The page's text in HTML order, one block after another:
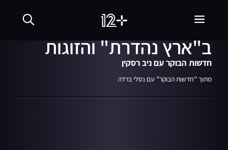
יעל דורון על החיקוי
ב"ארץ נהדרת" והזוגות
חדשות הבוקר עם ניב רסקין
מתוך "חדשות הבוקר" עם נסלי ברדה